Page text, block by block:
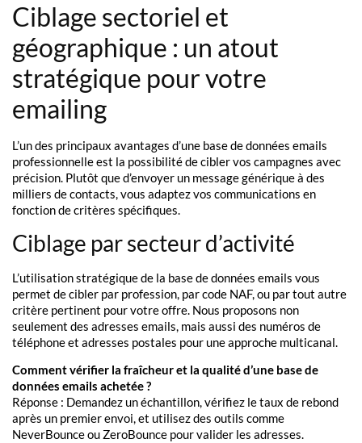
Ciblage sectoriel et
géographique : un atout
stratégique pour votre
emailing
L’un des principaux avantages d’une base de données emails
professionnelle est la possibilité de cibler vos campagnes avec
précision. Plutôt que d’envoyer un message générique à des
milliers de contacts, vous adaptez vos communications en
fonction de critères spécifiques.
Ciblage par secteur d’activité
L’utilisation stratégique de la base de données emails vous
permet de cibler par profession, par code NAF, ou par tout autre
critère pertinent pour votre offre. Nous proposons non
seulement des adresses emails, mais aussi des numéros de
téléphone et adresses postales pour une approche multicanal.
Comment vérifier la fraîcheur et la qualité d’une base de
données emails achetée ?
Réponse : Demandez un échantillon, vérifiez le taux de rebond
après un premier envoi, et utilisez des outils comme
NeverBounce ou ZeroBounce pour valider les adresses.